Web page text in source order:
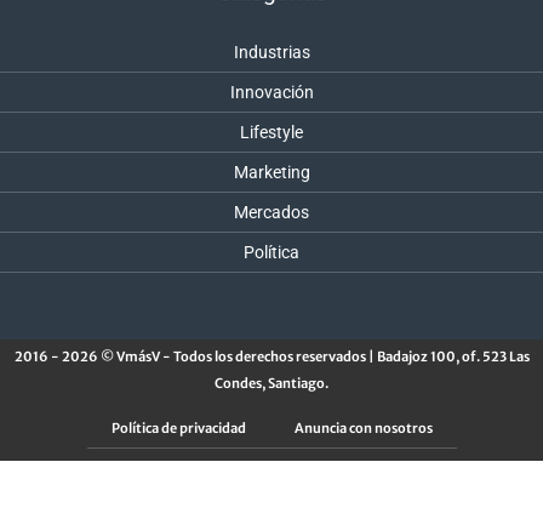
Industrias
Innovación
Lifestyle
Marketing
Mercados
Política
2016 - 2026 © VmásV - Todos los derechos reservados | Badajoz 100, of. 523 Las
Condes, Santiago.
Política de privacidad Anuncia con nosotros